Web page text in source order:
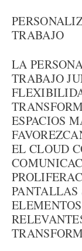
TRABAJO
LA
TRABAJO
ESPACIOS
EL CLOUD